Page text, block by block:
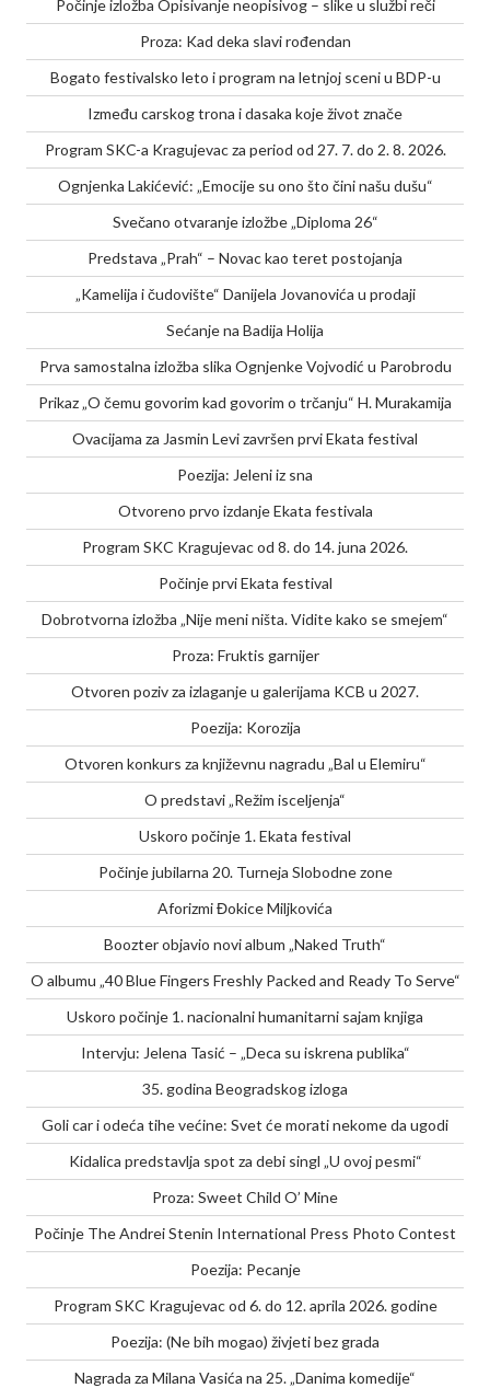
Počinje izložba Opisivanje neopisivog – slike u službi reči
Proza: Kad deka slavi rođendan
Bogato festivalsko leto i program na letnjoj sceni u BDP-u
Između carskog trona i dasaka koje život znače
Program SKC-a Kragujevac za period od 27. 7. do 2. 8. 2026.
Ognjenka Lakićević: „Emocije su ono što čini našu dušu“
Svečano otvaranje izložbe „Diploma 26“
Predstava „Prah“ – Novac kao teret postojanja
„Kamelija i čudovište“ Danijela Jovanovića u prodaji
Sećanje na Badija Holija
Prva samostalna izložba slika Ognjenke Vojvodić u Parobrodu
Prikaz „O čemu govorim kad govorim o trčanju“ H. Murakamija
Ovacijama za Jasmin Levi završen prvi Ekata festival
Poezija: Jeleni iz sna
Otvoreno prvo izdanje Ekata festivala
Program SKC Kragujevac od 8. do 14. juna 2026.
Počinje prvi Ekata festival
Dobrotvorna izložba „Nije meni ništa. Vidite kako se smejem“
Proza: Fruktis garnijer
Otvoren poziv za izlaganje u galerijama KCB u 2027.
Poezija: Korozija
Otvoren konkurs za književnu nagradu „Bal u Elemiru“
O predstavi „Režim isceljenja“
Uskoro počinje 1. Ekata festival
Počinje jubilarna 20. Turneja Slobodne zone
Aforizmi Đokice Miljkovića
Boozter objavio novi album „Naked Truth“
O albumu „40 Blue Fingers Freshly Packed and Ready To Serve“
Uskoro počinje 1. nacionalni humanitarni sajam knjiga
Intervju: Jelena Tasić – „Deca su iskrena publika“
35. godina Beogradskog izloga
Goli car i odeća tihe većine: Svet će morati nekome da ugodi
Kidalica predstavlja spot za debi singl „U ovoj pesmi“
Proza: Sweet Child O’ Mine
Počinje The Andrei Stenin International Press Photo Contest
Poezija: Pecanje
Program SKC Kragujevac od 6. do 12. aprila 2026. godine
Poezija: (Ne bih mogao) živjeti bez grada
Nagrada za Milana Vasića na 25. „Danima komedije“